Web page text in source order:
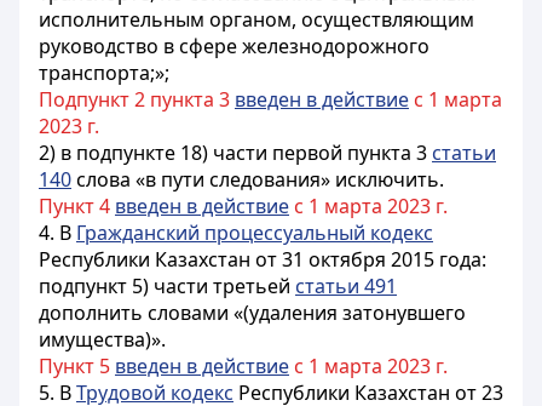
исполнительным органом, осуществляющим
руководство в сфере железнодорожного
транспорта;»;
Подпункт 2 пункта 3 введен в действие с 1 марта
2023 г.
2) в подпункте 18) части первой пункта 3 статьи
140слова «в пути следования» исключить.
Пункт 4 введен в действие с 1 марта 2023 г.
4. В Гражданский процессуальный кодекс
Республики Казахстан от 31 октября 2015 года:
подпункт 5) части третьей статьи 491
дополнить словами «(удаления затонувшего
имущества)».
Пункт 5 введен в действие с 1 марта 2023 г.
5. ВТрудовой кодекс Республики Казахстан от 23